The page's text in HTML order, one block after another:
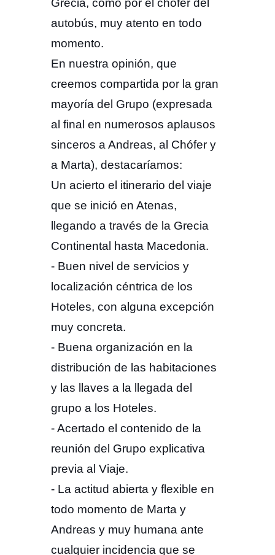
Grecia, como por el chófer del
autobús, muy atento en todo
momento.
En nuestra opinión, que
creemos compartida por la gran
mayoría del Grupo (expresada
al final en numerosos aplausos
sinceros a Andreas, al Chófer y
a Marta), destacaríamos:
Un acierto el itinerario del viaje
que se inició en Atenas,
llegando a través de la Grecia
Continental hasta Macedonia.
- Buen nivel de servicios y
localización céntrica de los
Hoteles, con alguna excepción
muy concreta.
- Buena organización en la
distribución de las habitaciones
y las llaves a la llegada del
grupo a los Hoteles.
- Acertado el contenido de la
reunión del Grupo explicativa
previa al Viaje.
- La actitud abierta y flexible en
todo momento de Marta y
Andreas y muy humana ante
cualquier incidencia que se